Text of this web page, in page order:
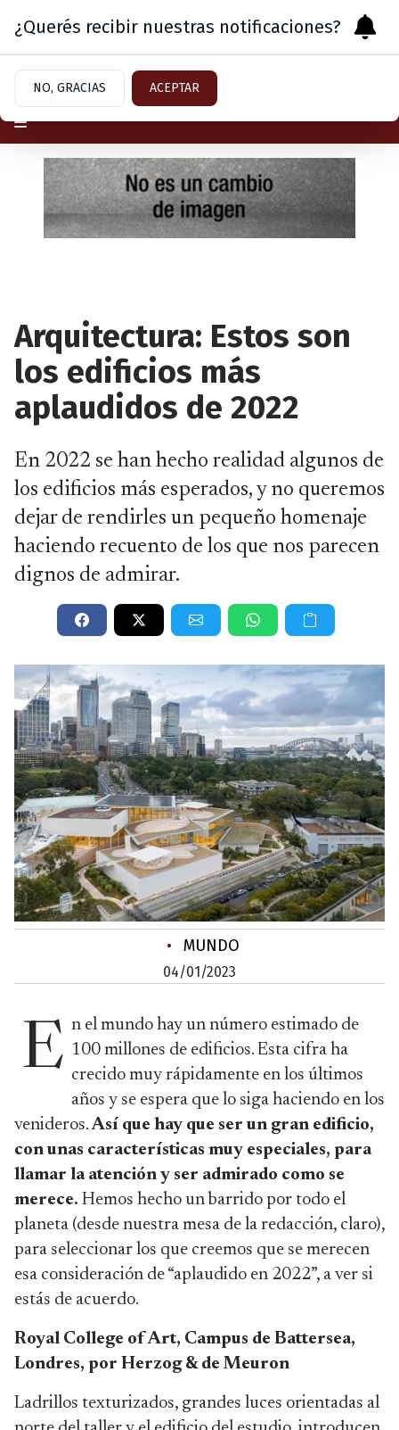
Viernes 7 de Agosto
Arquitectura: Estos son
los edificios más
aplaudidos de 2022
En 2022 se han hecho realidad algunos de
los edificios más esperados, y no queremos
dejar de rendirles un pequeño homenaje
haciendo recuento de los que nos parecen
dignos de admirar.
• MUNDO
04/01/2023
E n el mundo hay un número estimado de
100 millones de edificios. Esta cifra ha
crecido muy rápidamente en los últimos
años y se espera que lo siga haciendo en los
venideros.Así que hay que ser un gran edificio,
con unas características muy especiales, para
llamar la atención y ser admirado como se
merece. Hemos hecho un barrido por todo el
planeta (desde nuestra mesa de la redacción, claro),
para seleccionar los que creemos que se merecen
esa consideración de “aplaudido en 2022”, a ver si
estás de acuerdo.
Royal College of Art, Campus de Battersea,
Londres, por Herzog & de Meuron
Ladrillos texturizados, grandes luces orientadas al
¿Querés recibir nuestras notificaciones?
NO, GRACIAS ACEPTAR